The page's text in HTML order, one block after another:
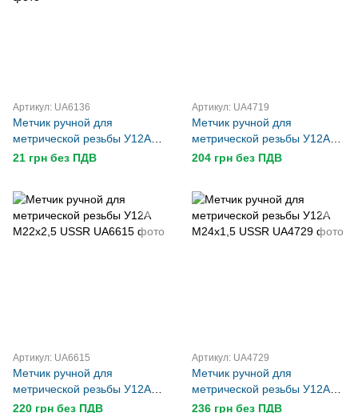
Артикул: UA6136
Метчик ручной для
метрической резьбы У12А
М2,5х0,45 USSR
21 грн без ПДВ
Артикул: UA4719
Метчик ручной для
метрической резьбы У12А
М20х1,5 USSR
204 грн без ПДВ
Артикул: UA6615
Метчик ручной для
метрической резьбы У12А
М22х2,5 USSR
220 грн без ПДВ
Артикул: UA4729
Метчик ручной для
метрической резьбы У12А
М24х1,5 USSR
236 грн без ПДВ